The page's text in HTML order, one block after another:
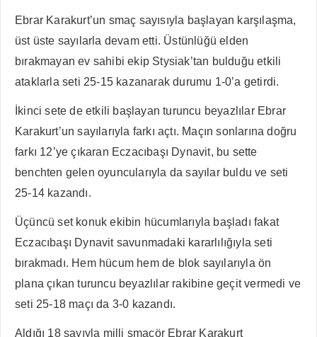
Ebrar Karakurt’un smaç sayısıyla başlayan karşılaşma,
üst üste sayılarla devam etti. Üstünlüğü elden
bırakmayan ev sahibi ekip Stysiak’tan bulduğu etkili
ataklarla seti 25-15 kazanarak durumu 1-0’a getirdi.
İkinci sete de etkili başlayan turuncu beyazlılar Ebrar
Karakurt’un sayılarıyla farkı açtı. Maçın sonlarına doğru
farkı 12’ye çıkaran Eczacıbaşı Dynavit, bu sette
benchten gelen oyuncularıyla da sayılar buldu ve seti
25-14 kazandı.
Üçüncü set konuk ekibin hücumlarıyla başladı fakat
Eczacıbaşı Dynavit savunmadaki kararlılığıyla seti
bırakmadı. Hem hücum hem de blok sayılarıyla ön
plana çıkan turuncu beyazlılar rakibine geçit vermedi ve
seti 25-18 maçı da 3-0 kazandı.
Aldığı 18 sayıyla milli smaçör Ebrar Karakurt